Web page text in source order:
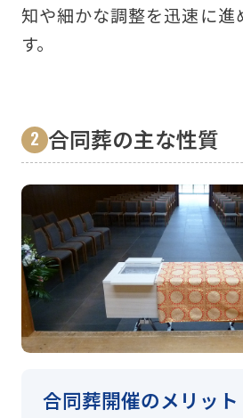
知や細かな調整を迅速に進
す。
合同葬の主な性質
合同葬開催のメリット